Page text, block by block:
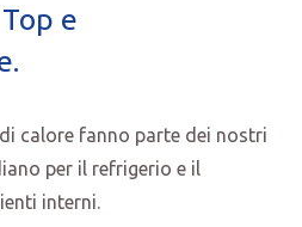
e
calore fanno parte dei nostri
per il refrigerio e il
interni.